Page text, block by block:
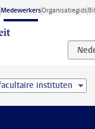
MedewerkersOrganisatiegids
instituten